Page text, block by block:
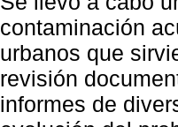
contaminación
urbanos que
revisión
informes de